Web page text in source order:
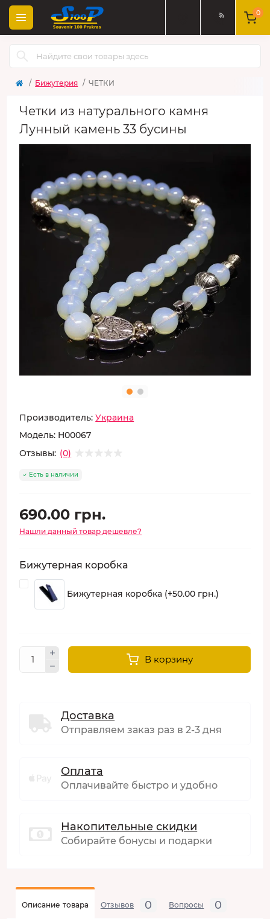
0
Бижутерия ЧЕТКИ
Четки из натурального камня
Лунный камень 33 бусины
Производитель: Украина
Модель: H00067
Отзывы: (0)
Есть в наличии
690.00 грн.
Нашли данный товар дешевле?
Бижутерная коробка
Бижутерная коробка (+50.00 грн.)
В корзину
Доставка
Отправляем заказ раз в 2-3 дня
Оплата
Оплачивайте быстро и удобно
Накопительные скидки
Собирайте бонусы и подарки
Описание товара Отзывов 0 Вопросы 0